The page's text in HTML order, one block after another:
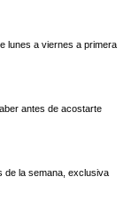
lunes a viernes a primera
antes de acostarte
de la semana, exclusiva